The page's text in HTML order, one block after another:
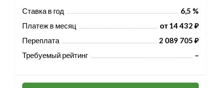
Ставка в год
6,5 %
Платеж в месяц
от 14 432 ₽
Переплата
2 089 705 ₽
Требуемый рейтинг
–